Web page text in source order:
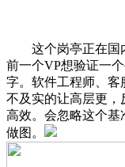
这个岗亭正在国
前一个VP想验证一
字。软件工程师、
不及实的让高层更，
高效。会忽略这个基
做图。